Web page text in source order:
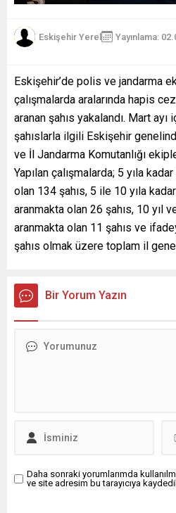
Eskişehir Yerel Yayınlama:
Eskişehir’de polis ve jandarma
çalışmalarda aralarında hapis
aranan şahıs yakalandı. Mart
şahıslarla ilgili Eskişehir
ve İl Jandarma Komutanlığı
Yapılan çalışmalarda; 5 yıla
olan 134 şahıs, 5 ile 10 yıla
aranmakta olan 26 şahıs, 10 yıl
aranmakta olan 11 şahıs ve
şahıs olmak üzere toplam il
Bir Yorum Yazın
Daha sonraki yorumlarımda
ve site adresim bu tarayıcıya